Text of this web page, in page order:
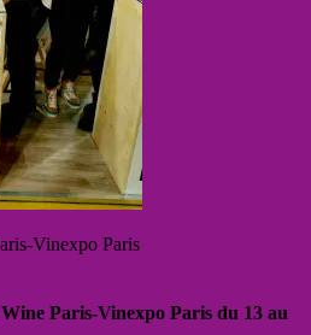
Vinexpo Paris
Paris-Vinexpo Paris du 13 au